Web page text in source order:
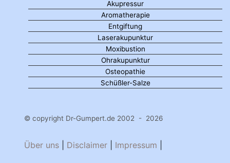
Akupressur
Aromatherapie
Entgiftung
Laserakupunktur
Moxibustion
Ohrakupunktur
Osteopathie
Schüßler-Salze
© copyright Dr-Gumpert.de 2002 - 2026
Über uns Disclaimer Impressum